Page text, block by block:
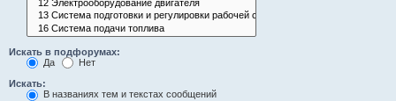
Искать в подфорумах:
Да
Нет
Искать:
В названиях тем и текстах сообщений